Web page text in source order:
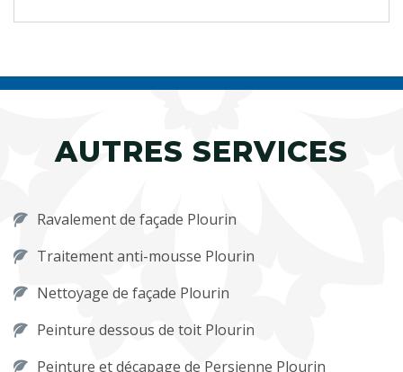
AUTRES SERVICES
Ravalement de façade Plourin
Traitement anti-mousse Plourin
Nettoyage de façade Plourin
Peinture dessous de toit Plourin
Peinture et décapage de Persienne Plourin